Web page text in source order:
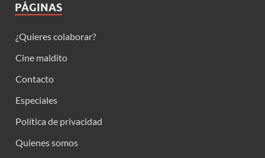
PÁGINAS
¿Quieres colaborar?
Cine maldito
Contacto
Especiales
Política de privacidad
Quienes somos